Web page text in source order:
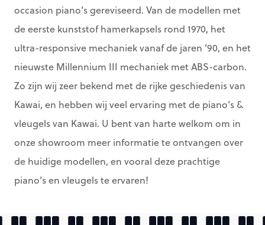
occasion piano’s gereviseerd. Van de modellen met
de eerste kunststof hamerkapsels rond 1970, het
ultra-responsive mechaniek vanaf de jaren ’90, en het
nieuwste Millennium III mechaniek met ABS-carbon.
Zo zijn wij zeer bekend met de rijke geschiedenis van
Kawai, en hebben wij veel ervaring met de piano’s &
vleugels van Kawai. U bent van harte welkom om in
onze showroom meer informatie te ontvangen over
de huidige modellen, en vooral deze prachtige
piano’s en vleugels te ervaren!